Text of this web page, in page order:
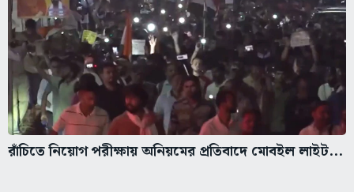
রাঁচিতে নিয়োগ পরীক্ষায় অনিয়মের প্রতিবাদে মোবইল লাইট...